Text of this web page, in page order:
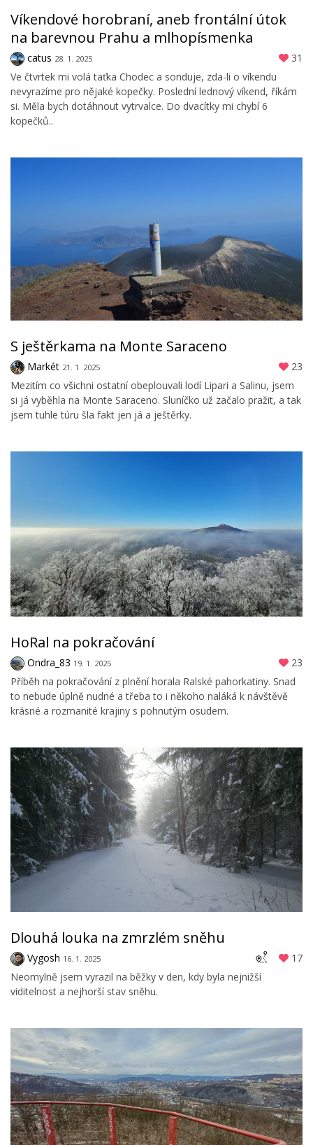
Víkendové horobraní, aneb frontální útok
na barevnou Prahu a mlhopísmenka
catus 28. 1. 2025
31
Ve čtvrtek mi volá taťka Chodec a sonduje, zda-li o víkendu
nevyrazíme pro nějaké kopečky. Poslední lednový víkend, říkám
si. Měla bych dotáhnout vytrvalce. Do dvacítky mi chybí 6
kopečků..
S ještěrkama na Monte Saraceno
Markét 21. 1. 2025
23
Mezitím co všichni ostatní obeplouvali lodí Lipari a Salinu, jsem
si já vyběhla na Monte Saraceno. Sluníčko už začalo pražit, a tak
jsem tuhle túru šla fakt jen já a ještěrky.
HoRal na pokračování
Ondra_83 19. 1. 2025
23
Příběh na pokračování z plnění horala Ralské pahorkatiny. Snad
to nebude úplně nudné a třeba to i někoho naláká k návštěvě
krásné a rozmanité krajiny s pohnutým osudem.
Dlouhá louka na zmrzlém sněhu
Vygosh 16. 1. 2025
17
Neomylně jsem vyrazil na běžky v den, kdy byla nejnižší
viditelnost a nejhorší stav sněhu.